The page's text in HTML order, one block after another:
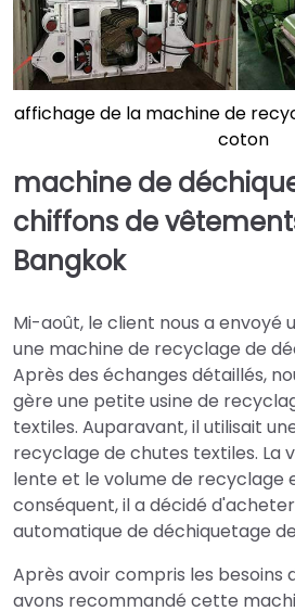
affichage de la machine de
coton
machine de
chiffons de
Bangkok
Mi-août, le client nous a envoyé
une machine de recyclage de
Après des échanges détaillés,
gère une petite usine de
textiles. Auparavant, il utilisait
recyclage de chutes textiles. La
lente et le volume de recyclage
conséquent, il a décidé
automatique de déchiquetage
Après avoir compris les besoins
avons recommandé cette